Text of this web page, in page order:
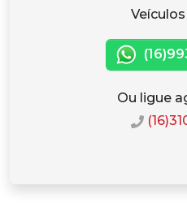
Veículos
Ou ligue